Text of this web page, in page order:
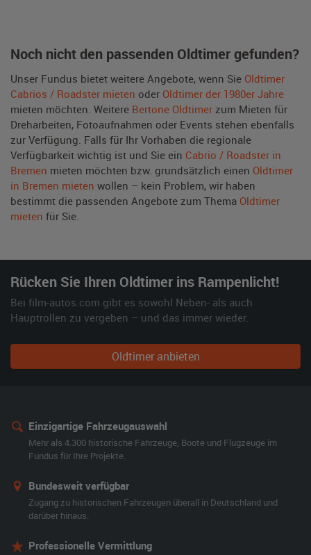
Noch nicht den passenden Oldtimer gefunden?
Unser Fundus bietet weitere Angebote, wenn Sie Oldtimer
Cabrios / Roadster mieten oder Oldtimer der 1980er Jahre
mieten möchten. Weitere Bertone Oldtimer zum Mieten für
Dreharbeiten, Fotoaufnahmen oder Events stehen ebenfalls
zur Verfügung. Falls für Ihr Vorhaben die regionale
Verfügbarkeit wichtig ist und Sie ein Cabrio / Roadster in
Bremen mieten möchten bzw. grundsätzlich einen Oldtimer
in Bremen mieten wollen – kein Problem, wir haben
bestimmt die passenden Angebote zum Thema Oldtimer
mieten für Sie.
Rücken Sie Ihren Oldtimer ins Rampenlicht!
Bei film-autos.com gibt es sowohl Neben- als auch
Hauptrollen zu vergeben – und das immer wieder.
Oldtimer anbieten
Einzigartige Fahrzeugauswahl
Mehr als 4.300 historische Fahrzeuge, Boote und Flugzeuge im
Fundus für Ihre Projekte.
Bundesweit verfügbar
Zugang zu historischen Fahrzeugen überall in Deutschland und
darüber hinaus.
Professionelle Vermittlung